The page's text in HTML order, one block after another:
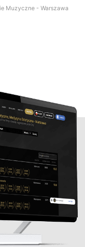
Muzyczne - Warszawa